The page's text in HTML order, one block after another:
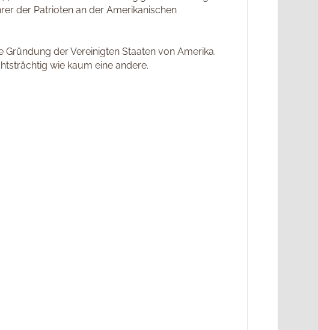
der Patrioten an der Amerikanischen
der Vereinigten Staaten von Amerika.
wie kaum eine andere.